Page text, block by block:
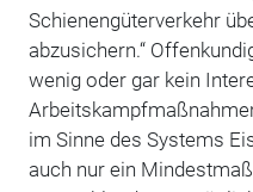
Schienengüterverkehr
abzusichern.“
wenig oder gar kein
im Sinne des Systems
auch nur ein